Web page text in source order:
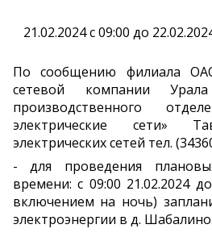
21.02.2024 с 09:00 до
По сообщению филиала
сетевой компании Урала
производственного
электрические сети»
электрических сетей тел.
- для проведения
времени: с 09:00 21.02.2024
включением на ночь)
электроэнергии в д. Шабалино.